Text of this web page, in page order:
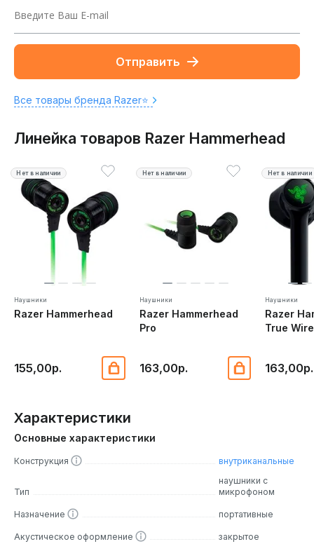
Отправить
Все товары бренда Razer⭐️
Линейка товаров Razer Hammerhead
Нет в наличии
Наушники
Razer Hammerhead
155,00р.
Нет в наличии
Наушники
Razer Hammerhead
Pro
163,00р.
Нет в наличии
Наушники
Razer
True
163,00р.
Характеристики
Основные характеристики
Конструкция внутриканальные
Тип
наушники с
микрофоном
Назначение портативные
Акустическое оформление закрытое